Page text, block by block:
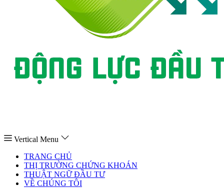
Vertical Menu
TRANG CHỦ
THỊ TRƯỜNG CHỨNG KHOÁN
THUẬT NGỮ ĐẦU TƯ
VỀ CHÚNG TÔI